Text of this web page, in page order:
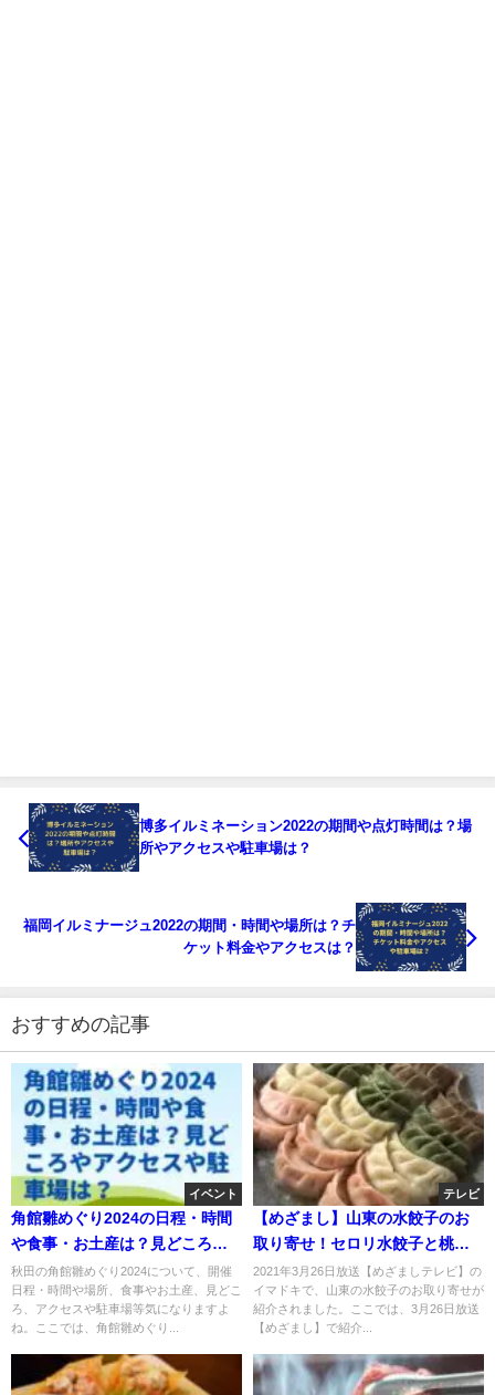
博多イルミネーション2022の期間や点灯時間は？場
所やアクセスや駐車場は？
福岡イルミナージュ2022の期間・時間や場所は？チ
ケット料金やアクセスは？
おすすめの記事
イベント
角館雛めぐり2024の日程・時間
や食事・お土産は？見どころや
アクセスや駐車場は？
秋田の角館雛めぐり2024について、開催
日程・時間や場所、食事やお土産、見どこ
ろ、アクセスや駐車場等気になりますよ
ね。ここでは、角館雛めぐり...
テレビ
【めざまし】山東の水餃子のお
取り寄せ！セロリ水餃子と桃肌
水餃子ココナッツダレ？3月26日
2021年3月26日放送【めざましテレビ】の
イマドキで、山東の水餃子のお取り寄せが
紹介されました。ここでは、3月26日放送
【めざまし】で紹介...